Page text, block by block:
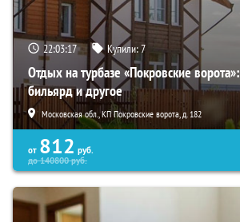
22:03:15 Купили:7
Отдых на турбазе «Покровские
бильярд и другое
Московская обл., КП Покровские ворота, д. 182
от 812 руб.
до140800руб.